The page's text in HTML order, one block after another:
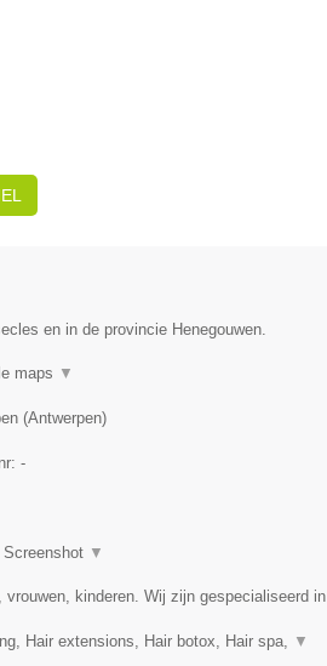
en in de provincie Henegouwen.
maps ▼
(Antwerpen)
-
Screenshot ▼
vrouwen, kinderen. Wij zijn gespecialiseerd in
Hair extensions, Hair botox, Hair spa, ▼